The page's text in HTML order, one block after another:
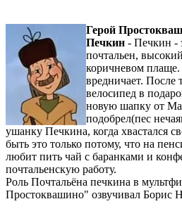
Герой
Печкин - Печкин -
почтальен,
коричневом
вредничает. После
велосипед в
новую шапку от
подобрел(пес
ушанку Печкина, когда хвастался
быть это только потому, что на
любит пить чай с баранками и
почтальенскую работу.
Роль Почтальёна печкина в
Простоквашино" озвучивал Борис